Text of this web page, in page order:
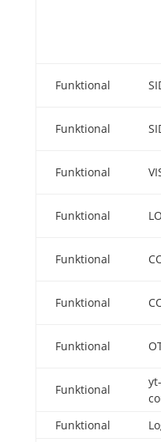
Funktional
Funktional
Funktional
Funktional
Funktional
Funktional
Funktional
Funktional
Funktional